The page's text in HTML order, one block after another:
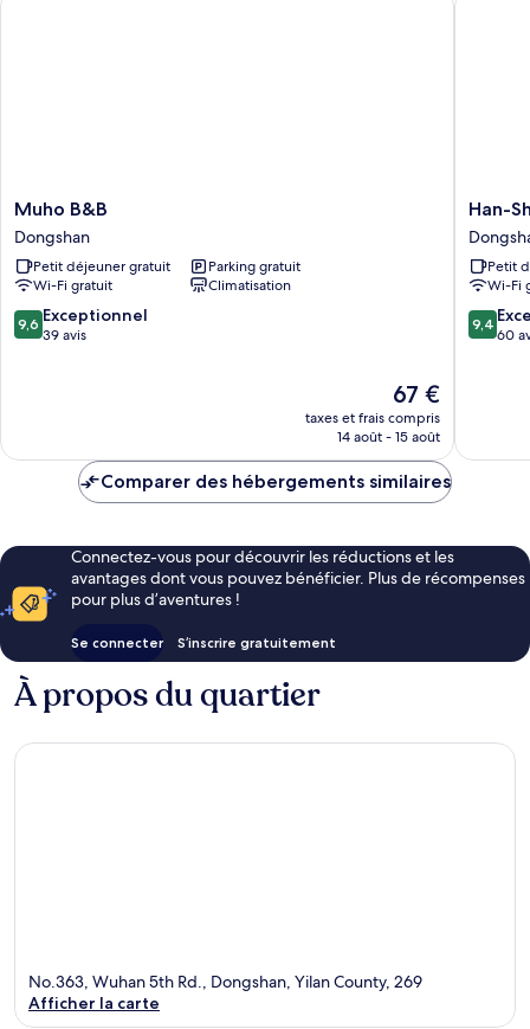
Muho
B&B
Dongshan
Muho B&B
Dongshan
Petit déjeuner gratuit
Parking gratuit
Wi-Fi gratuit
Climatisation
9.6
sur
9,6 Exceptionnel
39 avis
Le
nouveau
prix
de
67 €
taxes et frais compris
14 août - 15 août
Han-
Shian
B&B
Han-
Petit
Wi-Fi
9.4
sur
9,4
60
Comparer des hébergements similaires
Connectez-vous pour découvrir les réductions et les
avantages dont vous pouvez bénéficier. Plus de récompenses
pour plus d’aventures !
Se connecter S’inscrire gratuitement
À propos du quartier
No.363, Wuhan 5th Rd., Dongshan, Yilan County, 269
Afficher la carte